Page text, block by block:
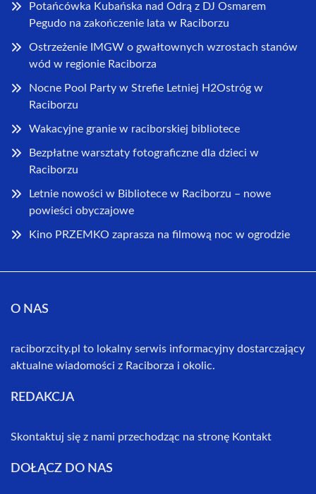
Potańcówka Kubańska nad Odrą z DJ Osmarem
Pegudo na zakończenie lata w Raciborzu
Ostrzeżenie IMGW o gwałtownych wzrostach stanów
wód w regionie Raciborza
Nocne Pool Party w Strefie Letniej H2Ostróg w
Raciborzu
Wakacyjne granie w raciborskiej bibliotece
Bezpłatne warsztaty fotograficzne dla dzieci w
Raciborzu
Letnie nowości w Bibliotece w Raciborzu – nowe
powieści obyczajowe
Kino PRZEMKO zaprasza na filmową noc w ogrodzie
O NAS
raciborzcity.pl to lokalny serwis informacyjny dostarczający
aktualne wiadomości z Raciborza i okolic.
REDAKCJA
Skontaktuj się z nami przechodząc na stronę Kontakt
DOŁĄCZ DO NAS